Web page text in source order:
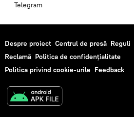
Telegram
Despre proiect Centrul de presă Reguli
Reclamă Politica de confidențialitate
Politica privind cookie-urile Feedback